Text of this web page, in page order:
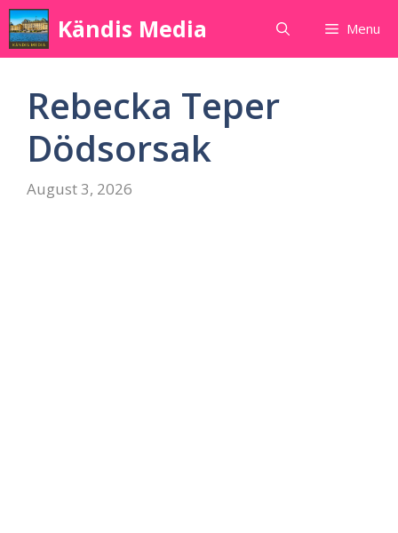
Skip
to
content
Kändis Media Menu
Rebecka Teper
Dödsorsak
August 3, 2026